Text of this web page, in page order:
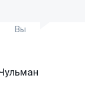
Вы